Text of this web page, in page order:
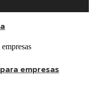
empresas